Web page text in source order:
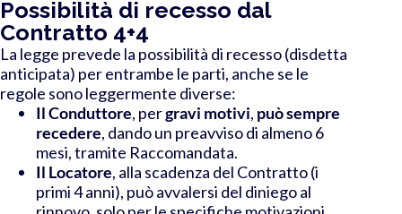
Possibilità di recesso dal
Contratto 4+4
La legge prevede la possibilità di recesso (disdetta
anticipata) per entrambe le parti, anche se le
regole sono leggermente diverse:
Il Conduttore, pergravi motivi, può sempre
recedere, dando un preavviso di almeno 6
mesi, tramite Raccomandata.
Il Locatore, alla scadenza del Contratto (i
primi 4 anni), può avvalersi del diniego al